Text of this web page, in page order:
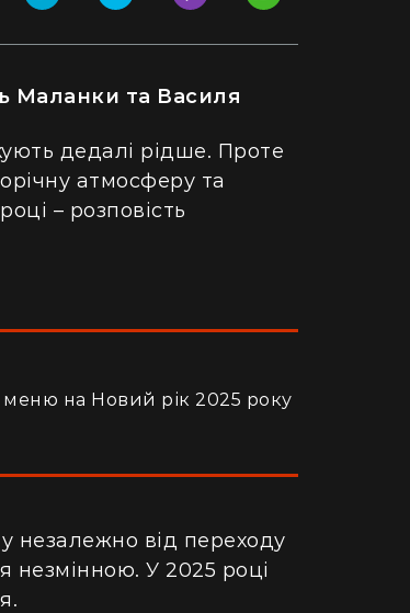
Маланки та Василя
дедалі рідше. Проте
атмосферу та
– розповість
на Новий рік 2025 року
незалежно від переходу
незмінною. У 2025 році